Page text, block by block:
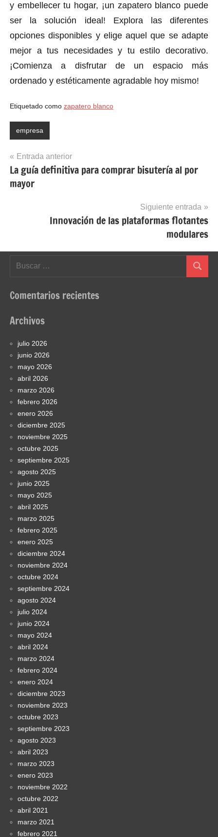
y embellecer tu hogar, ¡un zapatero blanco puede
ser la solución ideal! Explora las diferentes
opciones disponibles y elige aquel que se adapte
mejor a tus necesidades y tu estilo decorativo.
¡Comienza a disfrutar de un espacio más
ordenado y estéticamente agradable hoy mismo!
Etiquetado como zapatero blanco
empresa
Navegación
de
entradas
Entrada anterior
La guía definitiva para comprar bisutería al por
mayor
Siguiente entrada
Innovación de las plataformas flotantes
modulares
Buscar
Comentarios recientes
Archivos
julio 2026
junio 2026
mayo 2026
abril 2026
marzo 2026
febrero 2026
enero 2026
diciembre 2025
noviembre 2025
octubre 2025
septiembre 2025
agosto 2025
junio 2025
mayo 2025
abril 2025
marzo 2025
febrero 2025
enero 2025
diciembre 2024
noviembre 2024
octubre 2024
septiembre 2024
agosto 2024
julio 2024
junio 2024
mayo 2024
abril 2024
marzo 2024
febrero 2024
enero 2024
diciembre 2023
noviembre 2023
octubre 2023
septiembre 2023
agosto 2023
abril 2023
marzo 2023
enero 2023
noviembre 2022
octubre 2022
abril 2021
marzo 2021
febrero 2021